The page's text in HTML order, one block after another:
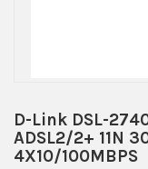
D-Link DSL-
ADSL2/2+ 11N
4X10/100MBPS